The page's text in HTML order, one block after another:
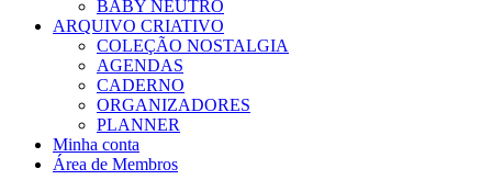
BABY NEUTRO
ARQUIVO CRIATIVO
COLEÇÃO NOSTALGIA
AGENDAS
CADERNO
ORGANIZADORES
PLANNER
Minha conta
Área de Membros